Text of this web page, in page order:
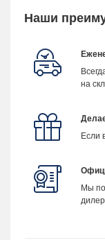
Наши
на
Если
Мы